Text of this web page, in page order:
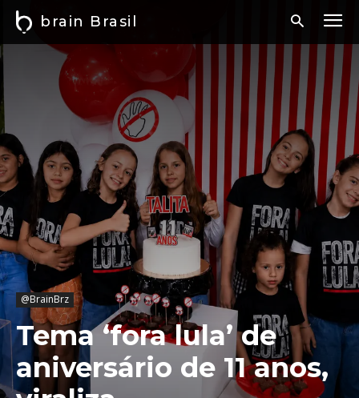
brain Brasil
@BrainBrz
Tema ‘fora lula’ de
aniversário de 11 anos,